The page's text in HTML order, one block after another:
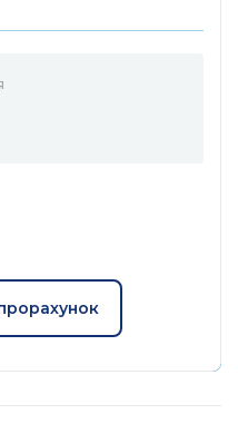
CMOS-сенсор
850 нм (12 м)